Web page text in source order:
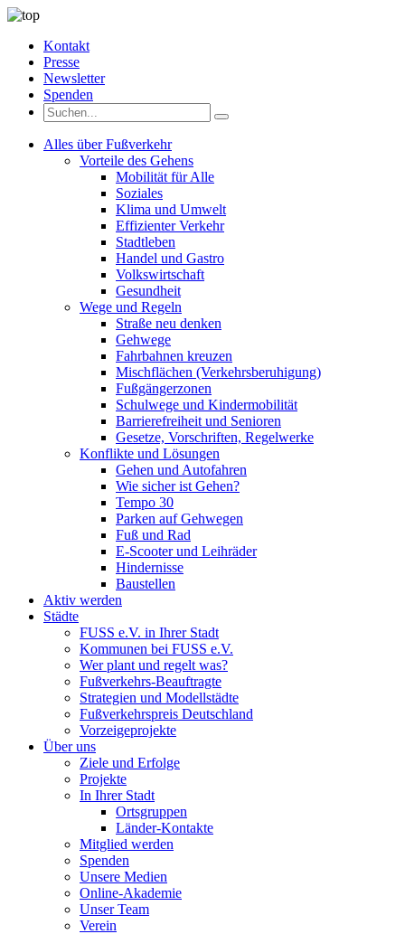
Kontakt
Presse
Newsletter
Spenden
Alles über Fußverkehr
Vorteile des Gehens
Mobilität für Alle
Soziales
Klima und Umwelt
Effizienter Verkehr
Stadtleben
Handel und Gastro
Volkswirtschaft
Gesundheit
Wege und Regeln
Straße neu denken
Gehwege
Fahrbahnen kreuzen
Mischflächen (Verkehrsberuhigung)
Fußgängerzonen
Schulwege und Kindermobilität
Barrierefreiheit und Senioren
Gesetze, Vorschriften, Regelwerke
Konflikte und Lösungen
Gehen und Autofahren
Wie sicher ist Gehen?
Tempo 30
Parken auf Gehwegen
Fuß und Rad
E-Scooter und Leihräder
Hindernisse
Baustellen
Aktiv werden
Städte
FUSS e.V. in Ihrer Stadt
Kommunen bei FUSS e.V.
Wer plant und regelt was?
Fußverkehrs-Beauftragte
Strategien und Modellstädte
Fußverkehrspreis Deutschland
Vorzeigeprojekte
Über uns
Ziele und Erfolge
Projekte
In Ihrer Stadt
Ortsgruppen
Länder-Kontakte
Mitglied werden
Spenden
Unsere Medien
Online-Akademie
Unser Team
Verein